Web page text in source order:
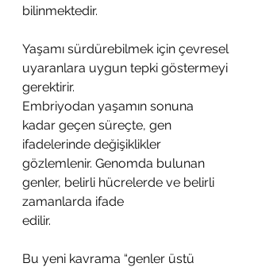
bilinmektedir.
Yaşamı sürdürebilmek için çevresel
uyaranlara uygun tepki göstermeyi
gerektirir.
Embriyodan yaşamın sonuna
kadar geçen süreçte, gen
ifadelerinde değişiklikler
gözlemlenir. Genomda bulunan
genler, belirli hücrelerde ve belirli
zamanlarda ifade
edilir.
Bu yeni kavrama “genler üstü